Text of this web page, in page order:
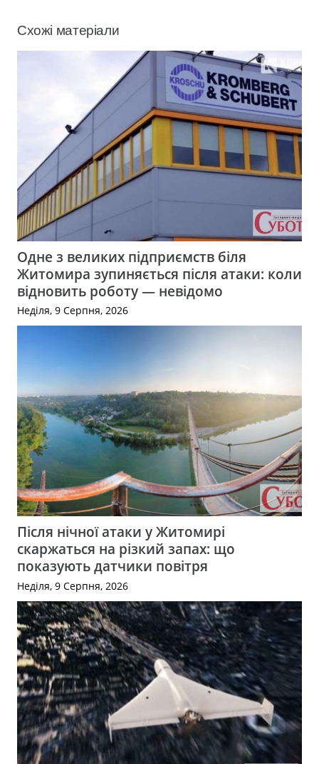
Схожі матеріали
Одне з великих підприємств біля
Житомира зупиняється після атаки: коли
відновить роботу — невідомо
Неділя, 9 Серпня, 2026
Після нічної атаки у Житомирі
скаржаться на різкий запах: що
показують датчики повітря
Неділя, 9 Серпня, 2026